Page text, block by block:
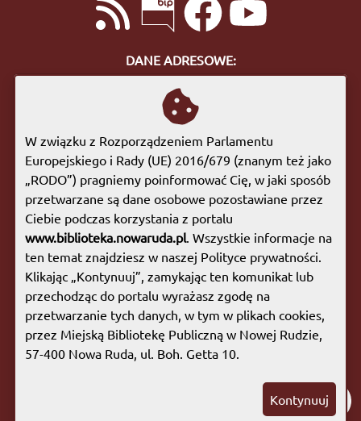
DANE ADRESOWE:
ul. Bohaterów Getta 10
57-400 Nowa Ruda
tel. 74 872 46 96
biuro@biblioteka.nowaruda.pl
GODZINY OTWARCIA:
Poniedziałek:
09:00 - 17:00
Wtorek:
09:00 - 17:00
Środa:
09:00 - 17:00
Czwartek:
08:00 - 15:30
Piątek:
09:00 - 17:00
Sobota:
08:00 - 13:00
Mapa witryny| Polityka prywatności
Copyright © 2023 Miejska Biblioteka Publiczna w
W związku z Rozporządzeniem Parlamentu
Europejskiego i Rady (UE) 2016/679 (znanym też jako
„RODO”) pragniemy poinformować Cię, w jaki sposób
przetwarzane są dane osobowe pozostawiane przez
Ciebie podczas korzystania z portalu
www.biblioteka.nowaruda.pl. Wszystkie informacje na
ten temat znajdziesz w naszej Polityce prywatności.
Klikając „Kontynuuj”, zamykając ten komunikat lub
przechodząc do portalu wyrażasz zgodę na
przetwarzanie tych danych, w tym w plikach cookies,
przez Miejską Bibliotekę Publiczną w Nowej Rudzie,
57-400 Nowa Ruda, ul. Boh. Getta 10.
Kontynuuj